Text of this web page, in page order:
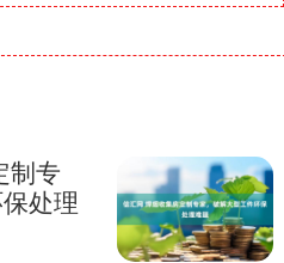
制专
处理